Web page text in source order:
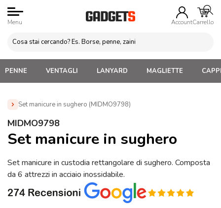
Menu AccountCarrello
PENNE VENTAGLI LANYARD MAGLIETTE
Set manicure in sughero (MIDMO9798)
Home » Regali personalizzati per lei
MIDMO9798
Set manicure in sughero
Set manicure in custodia rettangolare di sughero. Composta
da 6 attrezzi in acciaio inossidabile.